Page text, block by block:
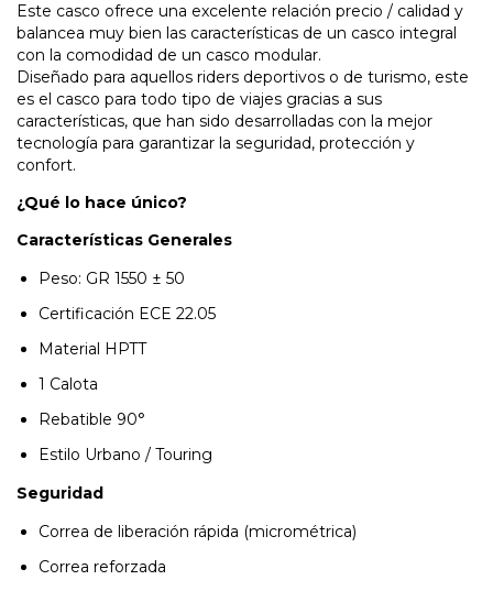
Este casco ofrece una excelente relación precio / calidad y
balancea muy bien las características de un casco integral
con la comodidad de un casco modular.
Diseñado para aquellos riders deportivos o de turismo, este
es el casco para todo tipo de viajes gracias a sus
características, que han sido desarrolladas con la mejor
tecnología para garantizar la seguridad, protección y
confort.
¿Qué lo hace único?
Características Generales
Peso: GR 1550 ± 50
Certificación ECE 22.05
Material HPTT
1 Calota
Rebatible 90°
Estilo Urbano / Touring
Seguridad
Correa de liberación rápida (micrométrica)
Correa reforzada